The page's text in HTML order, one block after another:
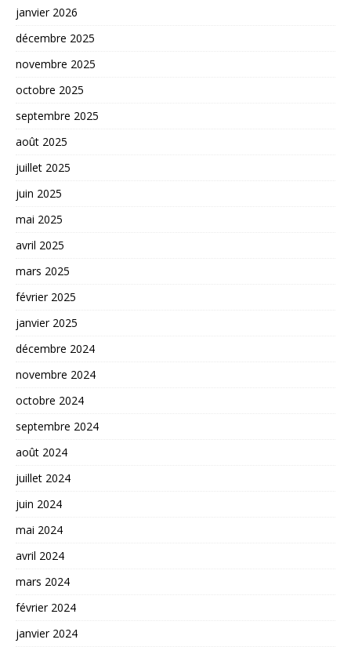
janvier 2026
décembre 2025
novembre 2025
octobre 2025
septembre 2025
août 2025
juillet 2025
juin 2025
mai 2025
avril 2025
mars 2025
février 2025
janvier 2025
décembre 2024
novembre 2024
octobre 2024
septembre 2024
août 2024
juillet 2024
juin 2024
mai 2024
avril 2024
mars 2024
février 2024
janvier 2024